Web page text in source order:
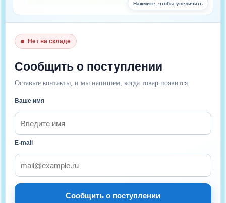
Нажмите, чтобы увеличить
Нет на складе
Сообщить о поступлении
Оставьте контакты, и мы напишем, когда товар появится.
Ваше имя
E-mail
Сообщить о поступлении